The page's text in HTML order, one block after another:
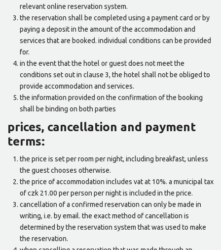
relevant online reservation system.
the reservation shall be completed using a payment card or by
paying a deposit in the amount of the accommodation and
services that are booked. individual conditions can be provided
for.
in the event that the hotel or guest does not meet the
conditions set out in clause 3, the hotel shall not be obliged to
provide accommodation and services.
the information provided on the confirmation of the booking
shall be binding on both parties
prices, cancellation and payment
terms:
the price is set per room per night, including breakfast, unless
the guest chooses otherwise.
the price of accommodation includes vat at 10%. a municipal tax
of czk 21.00 per person per night is included in the price.
cancellation of a confirmed reservation can only be made in
writing, i.e. by email. the exact method of cancellation is
determined by the reservation system that was used to make
the reservation.